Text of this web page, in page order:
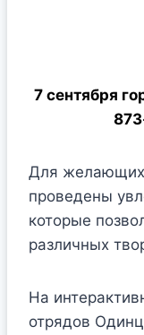
7 сентября
Для желающих
проведены
которые
различных
На
отрядов